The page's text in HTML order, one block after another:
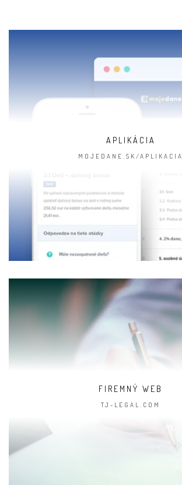
APLIKÁCIA
MOJEDANE.SK/APLIKACIA
FIREMNÝ WEB
TJ-LEGAL.COM